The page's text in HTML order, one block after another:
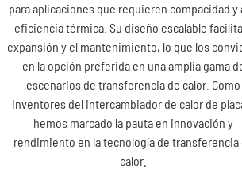
para aplicaciones que requieren compacidad y
eficiencia térmica. Su diseño escalable
expansión y el mantenimiento, lo que los
en la opción preferida en una amplia gama
escenarios de transferencia de calor. Como
inventores del intercambiador de calor de
hemos marcado la pauta en innovación y
rendimiento en la tecnología de transferencia
calor.